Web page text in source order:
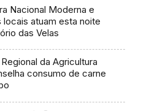
Nacional Moderna e
locais atuam esta noite
das Velas
da Agricultura
consumo de carne